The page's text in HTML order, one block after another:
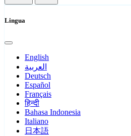
Lingua
English
العربية
Deutsch
Español
Français
हिन्दी
Bahasa Indonesia
Italiano
日本語